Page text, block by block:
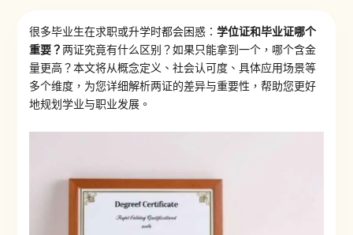
很多毕业生在求职或升学时都会困惑： 学位证和毕业证哪个
重要？两证究竟有什么区别？如果只能拿到一个，哪个含金
量更高？本文将从概念定义、社会认可度、具体应用场景等
多个维度，为您详细解析两证的差异与重要性，帮助您更好
地规划学业与职业发展。